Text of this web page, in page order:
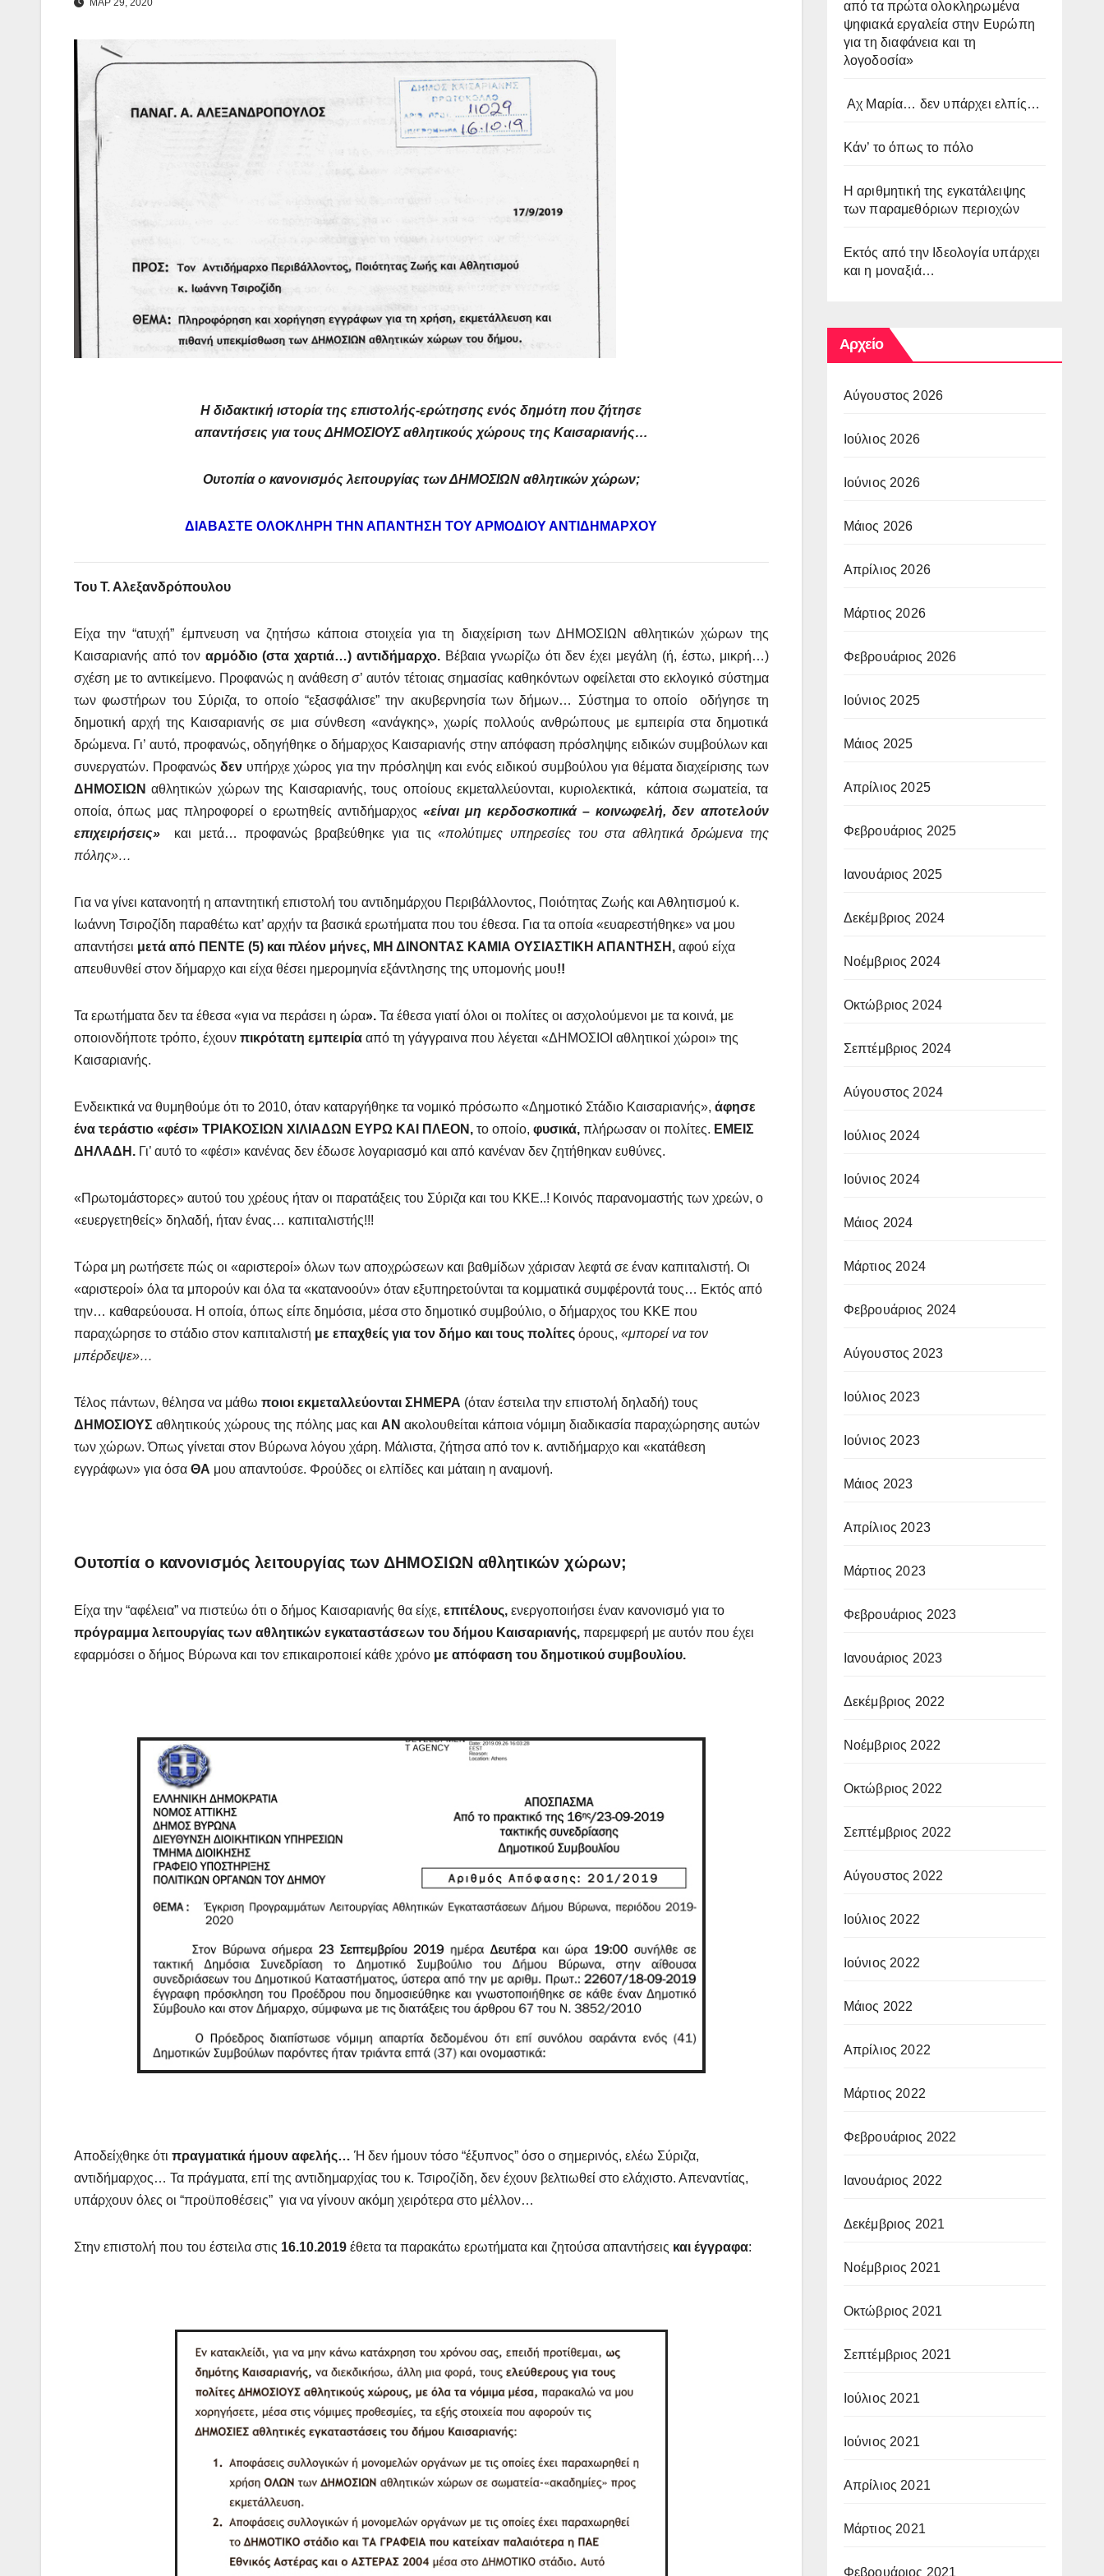
ΜΑΡ 29, 2020
Η διδακτική ιστορία της επιστολής-ερώτησης ενός δημότη που ζήτησε
απαντήσεις για τους ΔΗΜΟΣΙΟΥΣ αθλητικούς χώρους της Καισαριανής…
Ουτοπία ο κανονισμός λειτουργίας των ΔΗΜΟΣΙΩΝ αθλητικών χώρων;
ΔΙΑΒΑΣΤΕ ΟΛΟΚΛΗΡΗ ΤΗΝ ΑΠΑΝΤΗΣΗ ΤΟΥ ΑΡΜΟΔΙΟΥ ΑΝΤΙΔΗΜΑΡΧΟΥ
Του Τ. Αλεξανδρόπουλου
Είχα την “ατυχή” έμπνευση να ζητήσω κάποια στοιχεία για τη διαχείριση των ΔΗΜΟΣΙΩΝ αθλητικών χώρων της
Καισαριανής από τον αρμόδιο (στα χαρτιά…) αντιδήμαρχο. Βέβαια γνωρίζω ότι δεν έχει μεγάλη (ή, έστω, μικρή…)
σχέση με το αντικείμενο. Προφανώς η ανάθεση σ’ αυτόν τέτοιας σημασίας καθηκόντων οφείλεται στο εκλογικό σύστημα
των φωστήρων του Σύριζα, το οποίο “εξασφάλισε” την ακυβερνησία των δήμων… Σύστημα το οποίο οδήγησε τη
δημοτική αρχή της Καισαριανής σε μια σύνθεση «ανάγκης», χωρίς πολλούς ανθρώπους με εμπειρία στα δημοτικά
δρώμενα. Γι’ αυτό, προφανώς, οδηγήθηκε ο δήμαρχος Καισαριανής στην απόφαση πρόσληψης ειδικών συμβούλων και
συνεργατών. Προφανώς δεν υπήρχε χώρος για την πρόσληψη και ενός ειδικού συμβούλου για θέματα διαχείρισης των
ΔΗΜΟΣΙΩΝ αθλητικών χώρων της Καισαριανής, τους οποίους εκμεταλλεύονται, κυριολεκτικά, κάποια σωματεία, τα
οποία, όπως μας πληροφορεί ο ερωτηθείς αντιδήμαρχος«είναι μη κερδοσκοπικά – κοινωφελή, δεν αποτελούν
επιχειρήσεις» και μετά… προφανώς βραβεύθηκε για τις«πολύτιμες υπηρεσίες του στα αθλητικά δρώμενα της
πόλης»…
Για να γίνει κατανοητή η απαντητική επιστολή του αντιδημάρχου Περιβάλλοντος, Ποιότητας Ζωής και Αθλητισμού κ.
Ιωάννη Τσιροζίδη παραθέτω κατ’ αρχήν τα βασικά ερωτήματα που του έθεσα. Για τα οποία «ευαρεστήθηκε» να μου
απαντήσει μετά από ΠΕΝΤΕ (5) και πλέον μήνες, ΜΗ ΔΙΝΟΝΤΑΣ ΚΑΜΙΑ ΟΥΣΙΑΣΤΙΚΗ ΑΠΑΝΤΗΣΗ, αφού είχα
απευθυνθεί στον δήμαρχο και είχα θέσει ημερομηνία εξάντλησης της υπομονής μου!!
Τα ερωτήματα δεν τα έθεσα «για να περάσει η ώρα». Τα έθεσα γιατί όλοι οι πολίτες οι ασχολούμενοι με τα κοινά, με
οποιονδήποτε τρόπο, έχουν πικρότατη εμπειρία από τη γάγγραινα που λέγεται «ΔΗΜΟΣΙΟΙ αθλητικοί χώροι» της
Καισαριανής.
Ενδεικτικά να θυμηθούμε ότι το 2010, όταν καταργήθηκε τα νομικό πρόσωπο «Δημοτικό Στάδιο Καισαριανής», άφησε
ένα τεράστιο «φέσι» ΤΡΙΑΚΟΣΙΩΝ ΧΙΛΙΑΔΩΝ ΕΥΡΩ ΚΑΙ ΠΛΕΟΝ, το οποίο, φυσικά, πλήρωσαν οι πολίτες. ΕΜΕΙΣ
ΔΗΛΑΔΗ. Γι’ αυτό το «φέσι» κανένας δεν έδωσε λογαριασμό και από κανέναν δεν ζητήθηκαν ευθύνες.
«Πρωτομάστορες» αυτού του χρέους ήταν οι παρατάξεις του Σύριζα και του ΚΚΕ..! Κοινός παρανομαστής των χρεών, ο
«ευεργετηθείς» δηλαδή, ήταν ένας… καπιταλιστής!!!
Τώρα μη ρωτήσετε πώς οι «αριστεροί» όλων των αποχρώσεων και βαθμίδων χάρισαν λεφτά σε έναν καπιταλιστή. Οι
«αριστεροί» όλα τα μπορούν και όλα τα «κατανοούν» όταν εξυπηρετούνται τα κομματικά συμφέροντά τους… Εκτός από
την… καθαρεύουσα. Η οποία, όπως είπε δημόσια, μέσα στο δημοτικό συμβούλιο, ο δήμαρχος του ΚΚΕ που
παραχώρησε το στάδιο στον καπιταλιστή με επαχθείς για τον δήμο και τους πολίτες όρους, «μπορεί να τον
μπέρδεψε»…
Τέλος πάντων, θέλησα να μάθω ποιοι εκμεταλλεύονται ΣΗΜΕΡΑ (όταν έστειλα την επιστολή δηλαδή) τους
ΔΗΜΟΣΙΟΥΣ αθλητικούς χώρους της πόλης μας και ΑΝ ακολουθείται κάποια νόμιμη διαδικασία παραχώρησης αυτών
των χώρων. Όπως γίνεται στον Βύρωνα λόγου χάρη. Μάλιστα, ζήτησα από τον κ. αντιδήμαρχο και «κατάθεση
εγγράφων» για όσα ΘΑ μου απαντούσε. Φρούδες οι ελπίδες και μάταιη η αναμονή.
Ουτοπία ο κανονισμός λειτουργίας των ΔΗΜΟΣΙΩΝ αθλητικών χώρων;
Είχα την “αφέλεια” να πιστεύω ότι ο δήμος Καισαριανής θα είχε, επιτέλους, ενεργοποιήσει έναν κανονισμό για το
πρόγραμμα λειτουργίας των αθλητικών εγκαταστάσεων του δήμου Καισαριανής, παρεμφερή με αυτόν που έχει
εφαρμόσει ο δήμος Βύρωνα και τον επικαιροποιεί κάθε χρόνο με απόφαση του δημοτικού συμβουλίου.
Αποδείχθηκε ότι πραγματικά ήμουν αφελής… Ή δεν ήμουν τόσο “έξυπνος” όσο ο σημερινός, ελέω Σύριζα,
αντιδήμαρχος… Τα πράγματα, επί της αντιδημαρχίας του κ. Τσιροζίδη, δεν έχουν βελτιωθεί στο ελάχιστο. Απεναντίας,
υπάρχουν όλες οι “προϋποθέσεις” για να γίνουν ακόμη χειρότερα στο μέλλον…
Στην επιστολή που του έστειλα στις 16.10.2019 έθετα τα παρακάτω ερωτήματα και ζητούσα απαντήσεις και έγγραφα:
από τα πρώτα ολοκληρωμένα
ψηφιακά εργαλεία στην Ευρώπη
για τη διαφάνεια και τη
λογοδοσία»
Αχ Μαρία… δεν υπάρχει ελπίς…
Κάν’ το όπως το πόλο
Η αριθμητική της εγκατάλειψης
των παραμεθόριων περιοχών
Εκτός από την Ιδεολογία υπάρχει
και η μοναξιά…
Αρχείο
Αύγουστος 2026
Ιούλιος 2026
Ιούνιος 2026
Μάιος 2026
Απρίλιος 2026
Μάρτιος 2026
Φεβρουάριος 2026
Ιούνιος 2025
Μάιος 2025
Απρίλιος 2025
Φεβρουάριος 2025
Ιανουάριος 2025
Δεκέμβριος 2024
Νοέμβριος 2024
Οκτώβριος 2024
Σεπτέμβριος 2024
Αύγουστος 2024
Ιούλιος 2024
Ιούνιος 2024
Μάιος 2024
Μάρτιος 2024
Φεβρουάριος 2024
Αύγουστος 2023
Ιούλιος 2023
Ιούνιος 2023
Μάιος 2023
Απρίλιος 2023
Μάρτιος 2023
Φεβρουάριος 2023
Ιανουάριος 2023
Δεκέμβριος 2022
Νοέμβριος 2022
Οκτώβριος 2022
Σεπτέμβριος 2022
Αύγουστος 2022
Ιούλιος 2022
Ιούνιος 2022
Μάιος 2022
Απρίλιος 2022
Μάρτιος 2022
Φεβρουάριος 2022
Ιανουάριος 2022
Δεκέμβριος 2021
Νοέμβριος 2021
Οκτώβριος 2021
Σεπτέμβριος 2021
Ιούλιος 2021
Ιούνιος 2021
Απρίλιος 2021
Μάρτιος 2021
Φεβρουάριος 2021